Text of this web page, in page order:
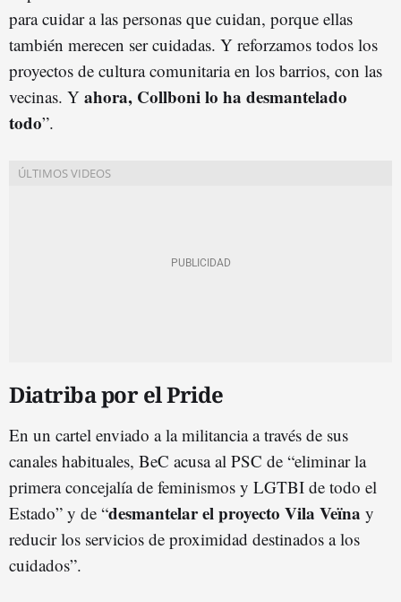
para cuidar a las personas que cuidan, porque ellas
también merecen ser cuidadas. Y reforzamos todos los
proyectos de cultura comunitaria en los barrios, con las
vecinas. Y ahora, Collboni lo ha desmantelado
todo”.
Diatriba por el Pride
En un cartel enviado a la militancia a través de sus
canales habituales, BeC acusa al PSC de “eliminar la
primera concejalía de feminismos y LGTBI de todo el
Estado” y de “desmantelar el proyecto Vila Veïna y
reducir los servicios de proximidad destinados a los
cuidados”.